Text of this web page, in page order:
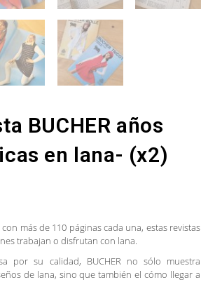
BUCHER años
en lana- (x2)
más de 110 páginas cada una, estas revistas
trabajan o disfrutan con lana.
por su calidad, BUCHER no sólo muestra
de lana, sino que también el cómo llegar a